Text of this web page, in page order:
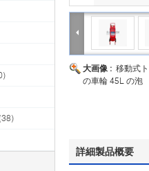
大画像 : 移動式
の車輪 45L の泡
詳細製品概要